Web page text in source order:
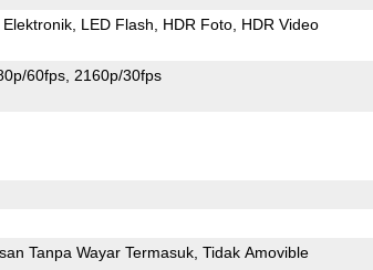
LED Flash HDR Foto HDR Video
60fps 2160p/30fps
Tanpa Wayar Termasuk Tidak Amovible